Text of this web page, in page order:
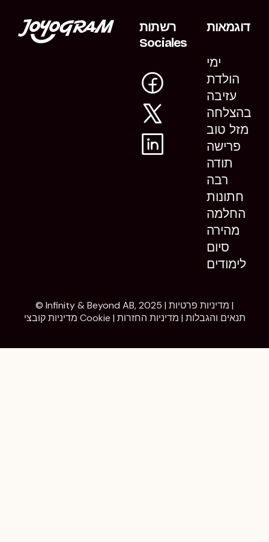
רשתות
Sociales
דוגמאות
ימי
הולדת
עזיבה
בהצלחה
מזל טוב
פרישה
תודה
רבה
חתונות
החלמה
מהירה
סיום
לימודים
© Infinity & Beyond AB, 2025 | מדיניות פרטיות |
מדיניות קובצי Cookie | מדיניות החזרות | תנאים והגבלות